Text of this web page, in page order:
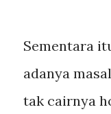
Sementara
adanya
tak cairnya